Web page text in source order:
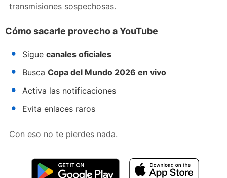
transmisiones sospechosas.
Cómo sacarle provecho a YouTube
Sigue canales oficiales
Busca Copa del Mundo 2026 en vivo
Activa las notificaciones
Evita enlaces raros
Con eso no te pierdes nada.